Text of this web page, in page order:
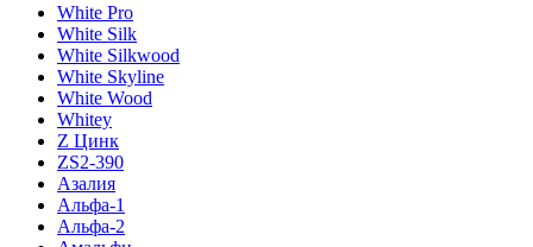
White Pro
White Silk
White Silkwood
White Skyline
White Wood
Whitey
Z Цинк
ZS2-390
Азалия
Альфа-1
Альфа-2